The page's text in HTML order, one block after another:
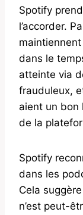
Spotify
l’accorder.
dans le
atteinte via
frauduleux,
aient un bon
de la
Spotify
dans les
Cela
n’est peut-